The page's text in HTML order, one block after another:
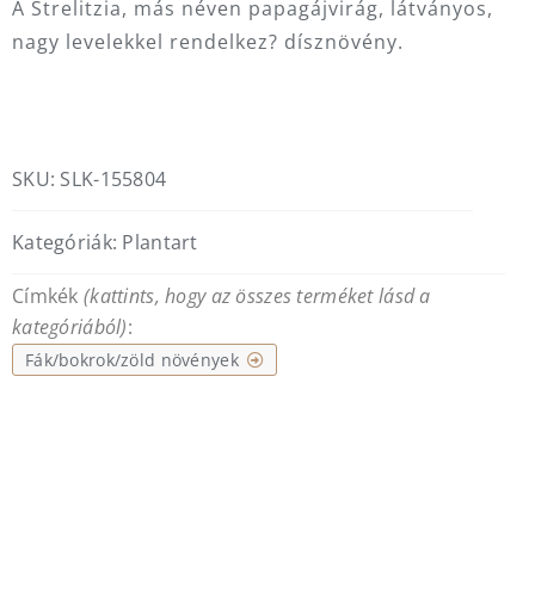
A Strelitzia, más néven papagájvirág, látványos,
nagy levelekkel rendelkez? dísznövény.
SKU: SLK-155804
Kategóriák: Plantart
Címkék (kattints, hogy az összes terméket lásd a
kategóriából):
Fák/bokrok/zöld növények